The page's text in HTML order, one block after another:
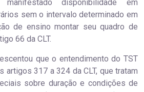
disponibilidade em
sem o intervalo determinado em
de ensino montar seu quadro de
66 da CLT.
que o entendimento do TST
artigos 317 a 324 da CLT, que tratam
sobre duração e condições de